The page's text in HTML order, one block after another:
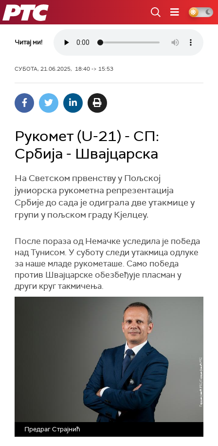
РТС
Читај ми!
СУБОТА, 21.06.2025, 18:40 -> 15:53
Рукомет (U-21) - СП:
Србија - Швајцарска
На Светском првенству у Пољској
јуниорска рукометна репрезентација
Србије до сада је одиграла две утакмице у
групи у пољском граду Кјелцеу.
После пораза од Немачке уследила је победа
над Тунисом. У суботу следи утакмица одлуке
за наше младе рукометаше. Само победа
против Швајцарске обезбеђује пласман у
други круг такмичења.
Предраг Страјнић